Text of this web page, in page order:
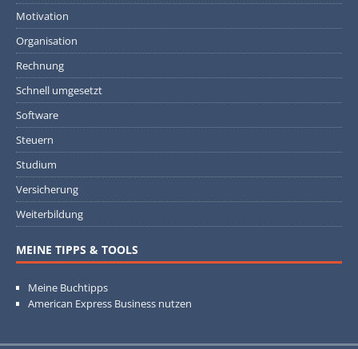
Motivation
Organisation
Rechnung
Schnell umgesetzt
Software
Steuern
Studium
Versicherung
Weiterbildung
MEINE TIPPS & TOOLS
Meine Buchtipps
American Express Business nutzen